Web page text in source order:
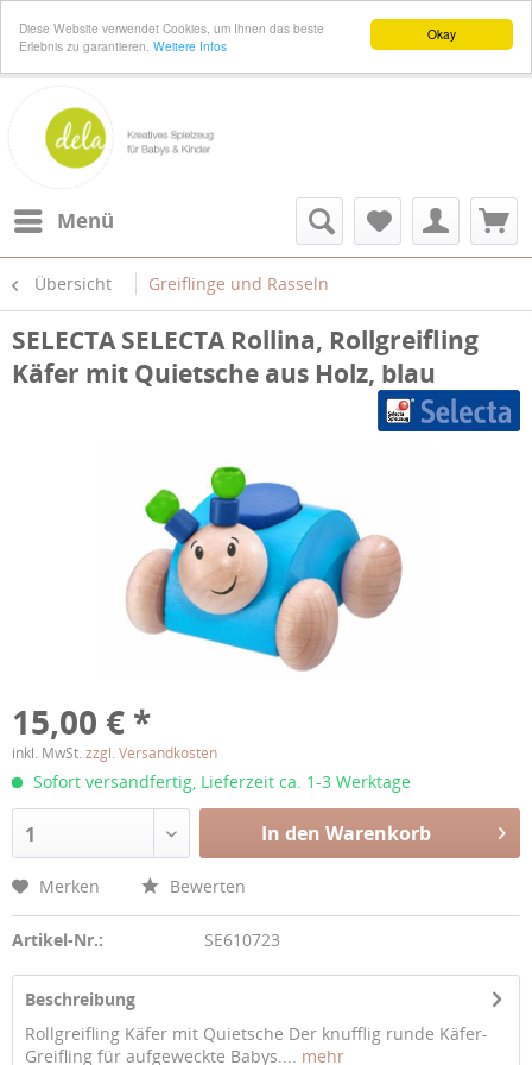
Okay
Diese Website verwendet Cookies, um Ihnen das beste
Erlebnis zu garantieren. Weitere Infos
Menü
Übersicht Greiflinge und Rasseln
SELECTA SELECTA Rollina, Rollgreifling
Käfer mit Quietsche aus Holz, blau
15,00 € *
inkl. MwSt. zzgl. Versandkosten
Sofort versandfertig, Lieferzeit ca. 1-3 Werktage
1 In den Warenkorb
Merken Bewerten
Artikel-Nr.: SE610723
Beschreibung
Rollgreifling Käfer mit Quietsche Der knufflig runde Käfer-
Greifling für aufgeweckte Babys.... mehr